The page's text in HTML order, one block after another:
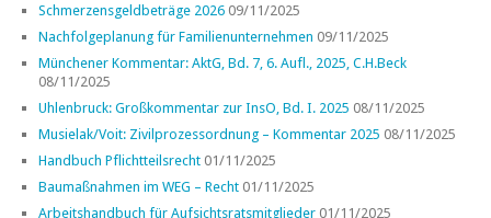
Schmerzensgeldbeträge 2026 09/11/2025
Nachfolgeplanung für Familienunternehmen 09/11/2025
Münchener Kommentar: AktG, Bd. 7, 6. Aufl., 2025, C.H.Beck
08/11/2025
Uhlenbruck: Großkommentar zur InsO, Bd. I. 2025 08/11/2025
Musielak/Voit: Zivilprozessordnung – Kommentar 2025 08/11/2025
Handbuch Pflichtteilsrecht 01/11/2025
Baumaßnahmen im WEG – Recht 01/11/2025
Arbeitshandbuch für Aufsichtsratsmitglieder 01/11/2025